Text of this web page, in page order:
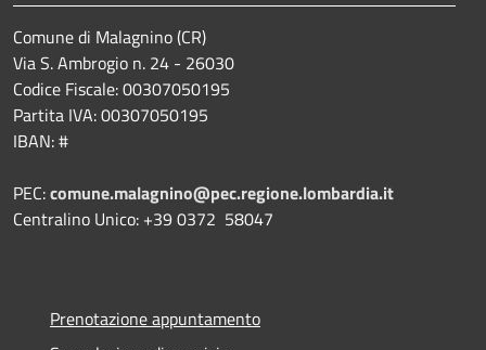
Comune di Malagnino (CR)
Via S. Ambrogio n. 24 - 26030
Codice Fiscale: 00307050195
Partita IVA: 00307050195
IBAN: #
PEC:comune.malagnino@pec.regione.lombardia.it
Centralino Unico: +39 0372 58047
Prenotazione appuntamento